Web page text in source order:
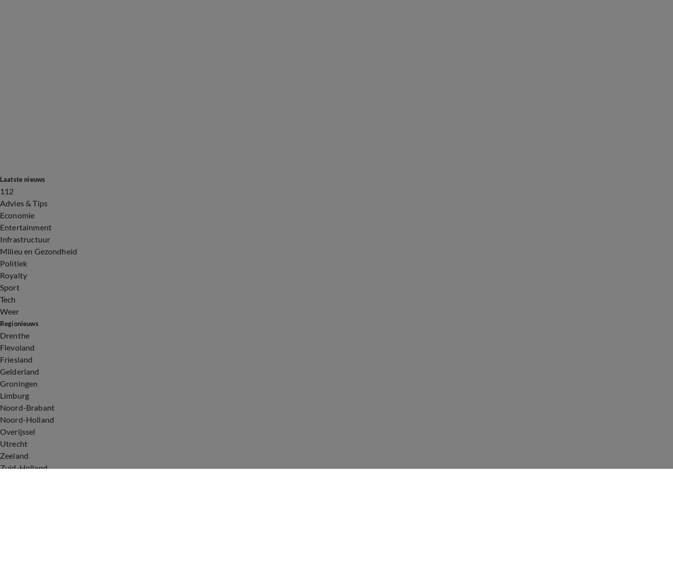
Laatste nieuws
112
Advies & Tips
Economie
Entertainment
Infrastructuur
Milieu en Gezondheid
Politiek
Royalty
Sport
Tech
Weer
Regionieuws
Drenthe
Flevoland
Friesland
Gelderland
Groningen
Limburg
Noord-Brabant
Noord-Holland
Overijssel
Utrecht
Zeeland
Zuid-Holland